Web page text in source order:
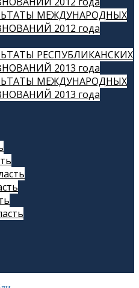
МЕЖДУНАРОДНЫХ
2012 года
РЕСПУБЛИКАНСКИХ
2013 года
МЕЖДУНАРОДНЫХ
2013 года